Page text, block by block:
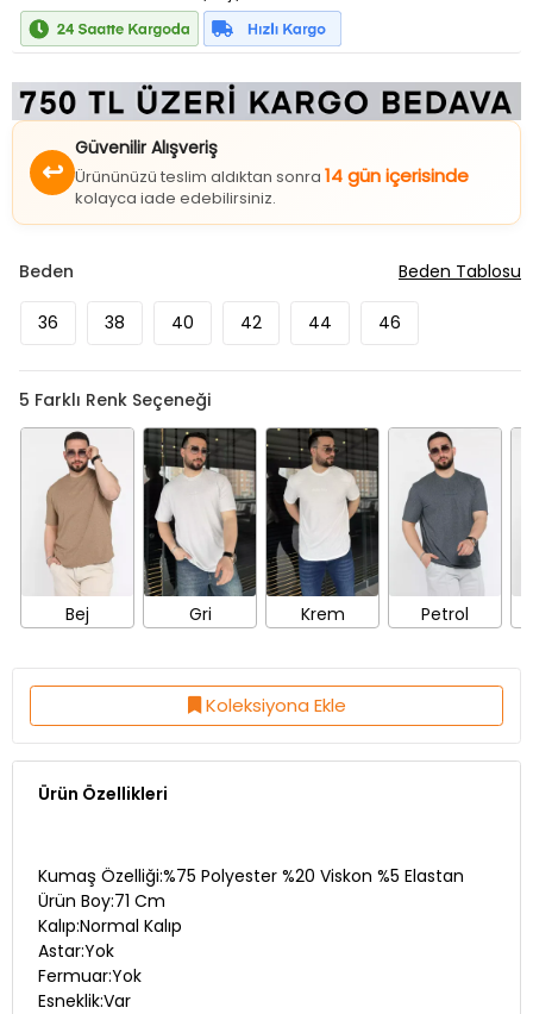
↩
Güvenilir Alışveriş
Ürününüzü teslim aldıktan sonra 14 gün içerisinde
kolayca iade edebilirsiniz.
Beden
36 38 40 42 44 46
Beden Tablosu
5 Farklı Renk Seçeneği
Bej Gri Krem Petrol
Koleksiyona Ekle
Ürün Özellikleri
Kumaş Özelliği:%75 Polyester %20 Viskon %5 Elastan
Ürün Boy:71 Cm
Kalıp:Normal Kalıp
Astar:Yok
Fermuar:Yok
Esneklik:Var